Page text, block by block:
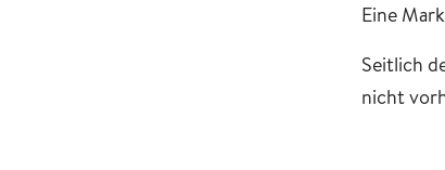
Eine
Seitlich
nicht